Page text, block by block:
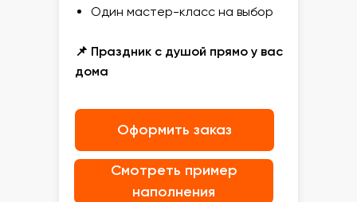
Один мастер-класс на выбор
📌 Праздник с душой прямо у вас
дома
Оформить заказ
Смотреть пример
наполнения